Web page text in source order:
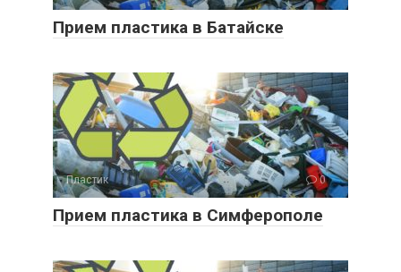
Прием пластика в Батайске
Пластик 0
Прием пластика в Симферополе